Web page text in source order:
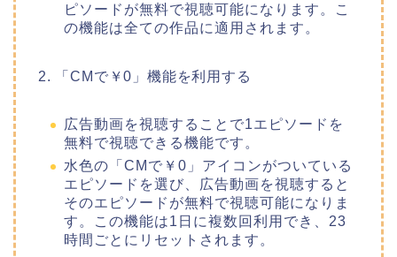
ピソードが無料で視聴可能になります。こ
の機能は全ての作品に適用されます。
2. 「CMで￥0」機能を利用する
広告動画を視聴することで1エピソードを
無料で視聴できる機能です。
水色の「CMで￥0」アイコンがついている
エピソードを選び、広告動画を視聴すると
そのエピソードが無料で視聴可能になりま
す。この機能は1日に複数回利用でき、23
時間ごとにリセットされます。